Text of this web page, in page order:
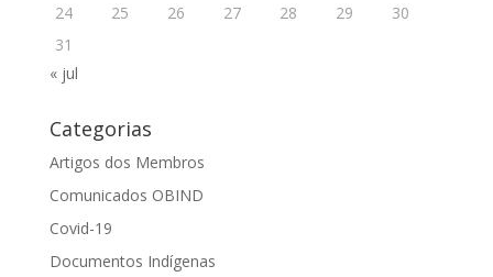
24
25 26 27 28 29
30
31
« jul
Categorias
Artigos dos Membros
Comunicados OBIND
Covid-19
Documentos Indígenas